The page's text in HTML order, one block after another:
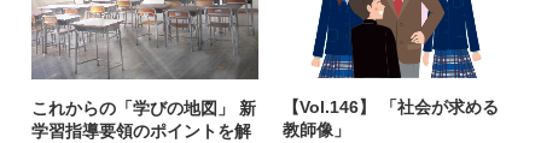
これからの「学びの地図」 新
学習指導要領のポイントを解
【Vol.146】 「社会が求める
教師像」